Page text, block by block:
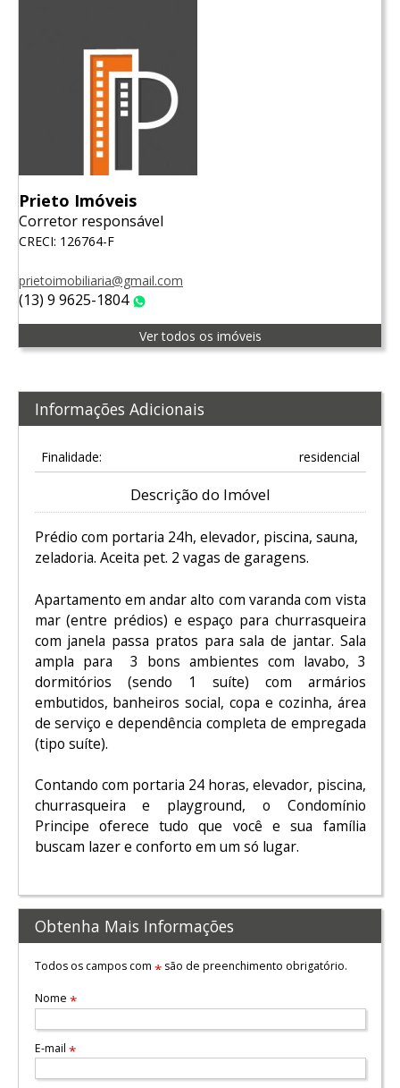
Prieto Imóveis
Corretor responsável
CRECI: 126764-F
prietoimobiliaria@gmail.com
(13) 9 9625-1804
Ver todos os imóveis
Informações Adicionais
Finalidade: residencial
Descrição do Imóvel
Prédio com portaria 24h, elevador, piscina, sauna,
zeladoria. Aceita pet. 2 vagas de garagens.
Apartamento em andar alto com varanda com vista
mar (entre prédios) e espaço para churrasqueira
com janela passa pratos para sala de jantar. Sala
ampla para 3 bons ambientes com lavabo, 3
dormitórios (sendo 1 suíte) com armários
embutidos, banheiros social, copa e cozinha, área
de serviço e dependência completa de empregada
(tipo suíte).
Contando com portaria 24 horas, elevador, piscina,
churrasqueira e playground, o Condomínio
Principe oferece tudo que você e sua família
buscam lazer e conforto em um só lugar.
Obtenha Mais Informações
Todos os campos com *são de preenchimento obrigatório.
Nome *
E-mail *